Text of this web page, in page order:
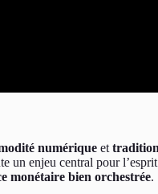
numérique et
un enjeu central pour
monétaire bien orchestrée.